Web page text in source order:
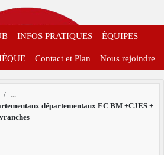
INFOS PRATIQUES ÉQUIPES
Contact et Plan Nous rejoindre
départementaux EC BM +CJES +